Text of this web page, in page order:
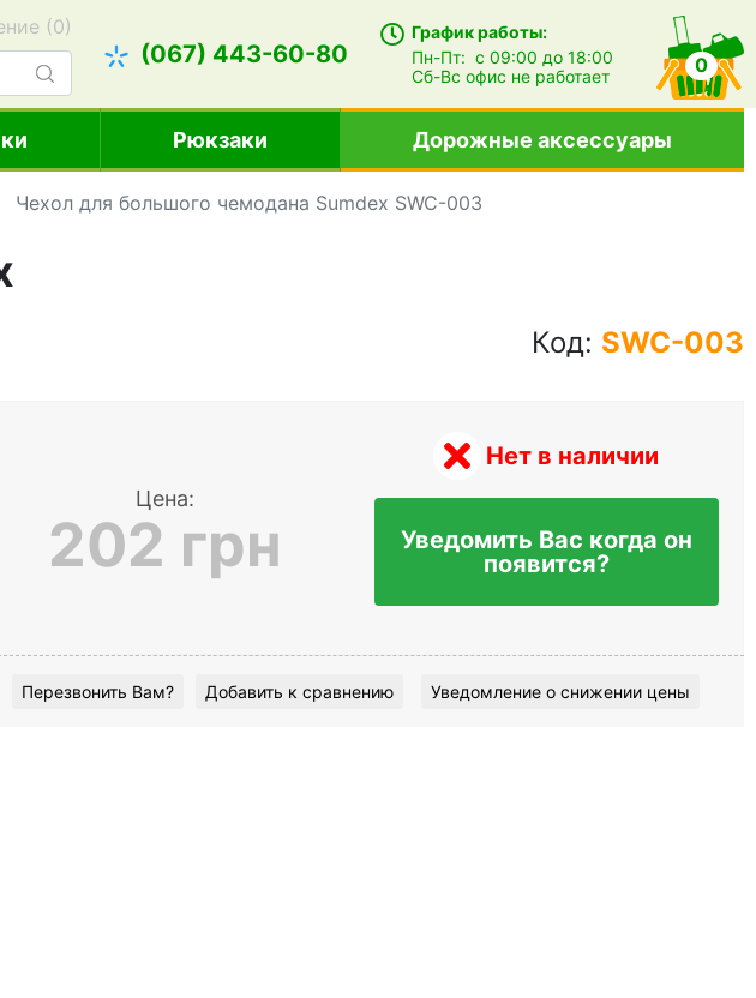
(0)
(067) 443-60-80
График работы:
Пн-Пт:с 09:00 до 18:00
Сб-Всофис не работает 0
Рюкзаки Дорожные аксессуары
Чехол для большого чемодана Sumdex SWC-003
Код: SWC-003
Цена:
202 грн
Нет в наличии
Уведомить Вас когда он
появится?
Перезвонить Вам? Добавить к сравнению Уведомление о снижении цены